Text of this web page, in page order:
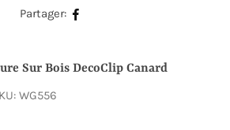
Partager:
Sur Bois DecoClip Canard
WG556